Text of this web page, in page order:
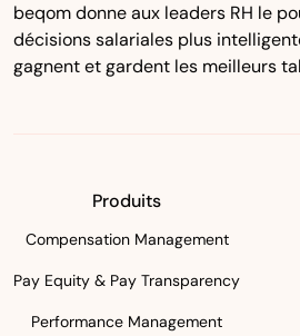
beqom donne aux leaders RH le
décisions salariales plus
gagnent et gardent les meilleurs
Produits
Compensation Management
Pay Equity & Pay Transparency
Performance Management